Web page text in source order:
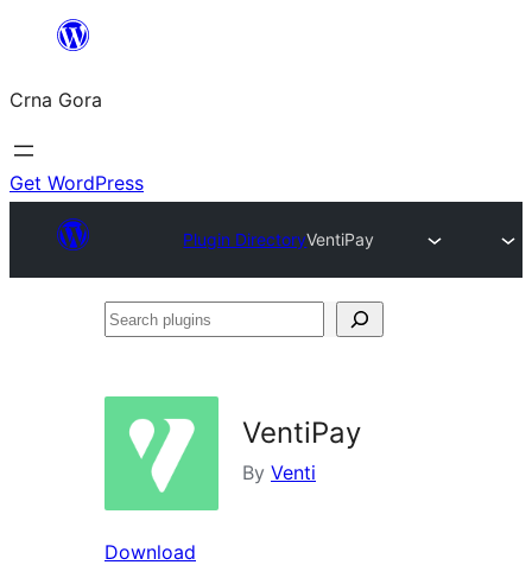
content
Crna Gora
Get WordPress
Plugin DirectoryVentiPay
Search
VentiPay
By Venti
Download